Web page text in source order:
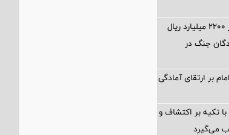
تسهیل در پرداخت بیش از ۲۲۰۰ میلیارد ریال
جنگ در
بر ارتقای آمادگی
تکیه بر اکتشاف و
می‌گیرد